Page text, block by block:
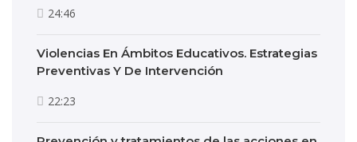
24:46
Violencias En Ámbitos Educativos. Estrategias
Preventivas Y De Intervención
22:23